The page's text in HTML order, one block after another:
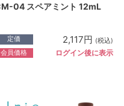
04 スペアミント 12mL
定価 2,117円 (税込)
会員価格 ログイン後に表示